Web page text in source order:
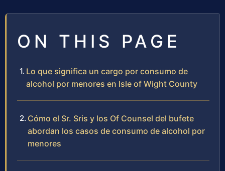
ON THIS PAGE
Lo que significa un cargo por consumo de
alcohol por menores en Isle of Wight County
Cómo el Sr. Sris y los Of Counsel del bufete
abordan los casos de consumo de alcohol por
menores